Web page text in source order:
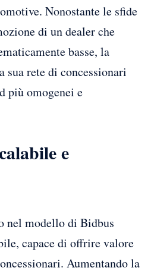
Nonostante le sfide
di un dealer che
basse, la
sua rete di concessionari
più omogenei e
e
nel modello di Bidbus
capace di offrire valore
Aumentando la